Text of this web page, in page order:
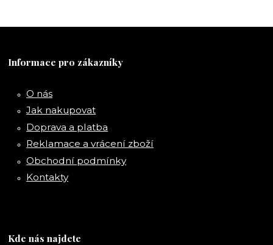
Informace pro zákazníky
O nás
Jak nakupovat
Doprava a platba
Reklamace a vrácení zboží
Obchodní podmínky
Kontakty
Kde nás najdete